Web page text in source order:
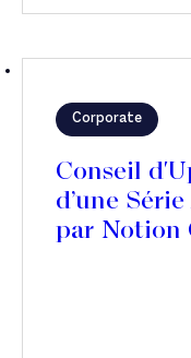
Corporate
Conseil
d’une
par Notion